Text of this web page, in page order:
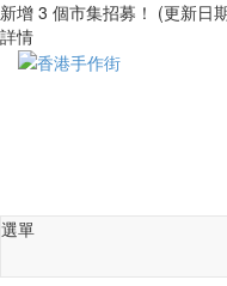
新增 3 個市集招募！ (更新日
詳情
選單